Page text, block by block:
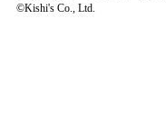
©Kishi's Co., Ltd.